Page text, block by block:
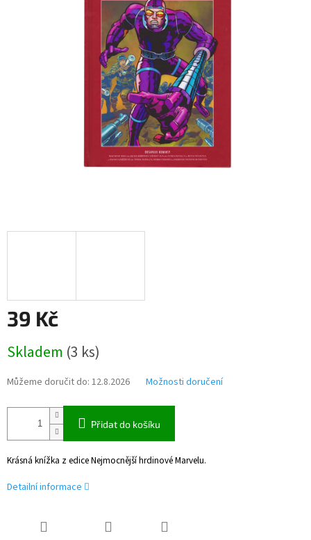
39 Kč
cena:
Skladem (3 ks)
Můžeme doručit do: 12.8.2026 Možnosti doručení
Přidat do košíku
Krásná knížka z edice Nejmocnější hrdinové Marvelu.
Detailní informace